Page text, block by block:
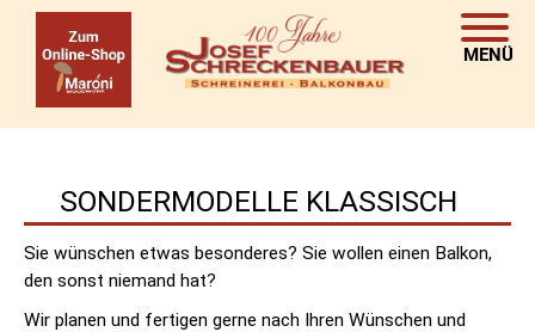
MENÜ
SONDERMODELLE KLASSISCH
Sie wünschen etwas besonderes? Sie wollen einen Balkon,
den sonst niemand hat?
Wir planen und fertigen gerne nach Ihren Wünschen und